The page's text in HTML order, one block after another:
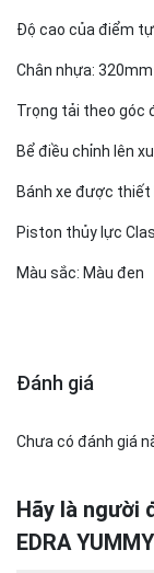
Độ cao của điểm
Chân nhựa: 320mm
Trọng tải theo góc
Bể điều chỉnh lên
Bánh xe được thiết
Piston thủy lực
Màu sắc: Màu đen
Đánh giá
Chưa có đánh giá
Hãy là người
EDRA